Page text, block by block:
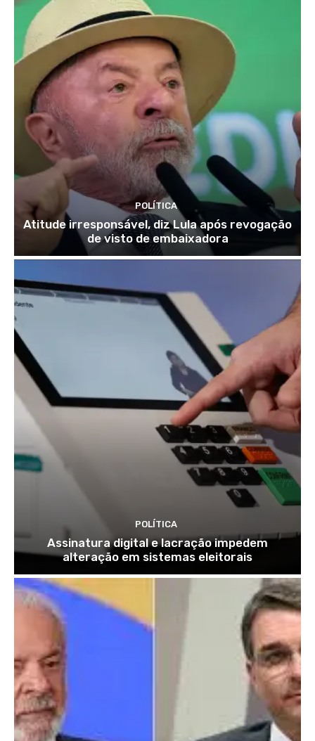
POLÍTICA
Atitude irresponsável, diz Lula após revogação
de visto de embaixadora
POLÍTICA
Assinatura digital e lacração impedem
alteração em sistemas eleitorais